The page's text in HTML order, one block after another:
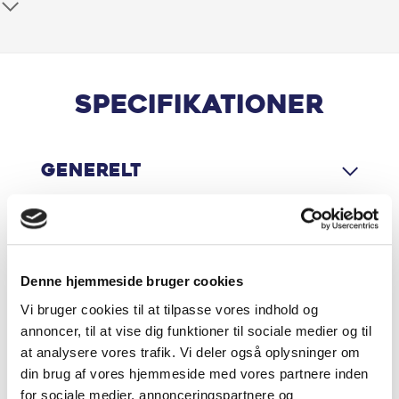
Denne hjemmeside bruger cookies
Vi bruger cookies til at tilpasse vores indhold og
annoncer, til at vise dig funktioner til sociale medier og til
at analysere vores trafik. Vi deler også oplysninger om
din brug af vores hjemmeside med vores partnere inden
for sociale medier, annonceringspartnere og
Android Auto
Apple CarPlay
Armlæn m. kopholder i bag
Auto Hold
Specifikationer
Generelt
Motor & Ydelse
Økonomi